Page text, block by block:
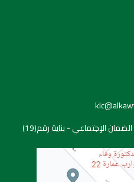
الإجتماعي - بناية رقم(19)